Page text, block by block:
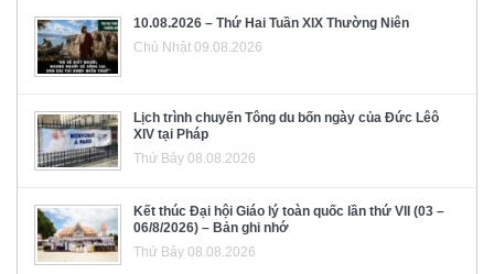
10.08.2026 – Thứ Hai Tuần XIX Thường Niên
Chủ Nhật 09.08.2026
Lịch trình chuyến Tông du bốn ngày của Đức Lêô
XIV tại Pháp
Thứ Bảy 08.08.2026
Kết thúc Đại hội Giáo lý toàn quốc lần thứ VII (03 –
06/8/2026) – Bản ghi nhớ
Thứ Bảy 08.08.2026